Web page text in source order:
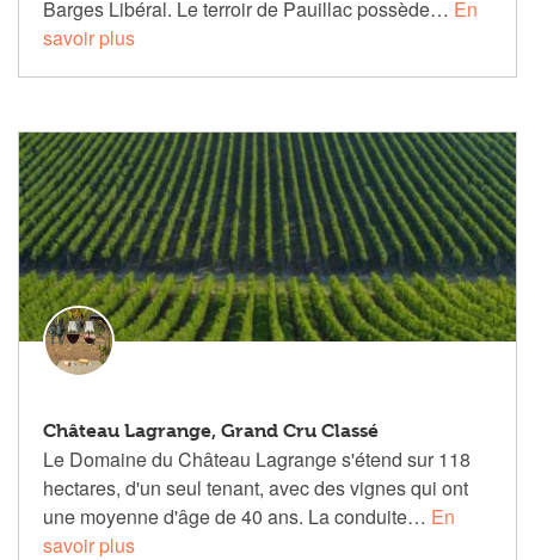
Barges Libéral. Le terroir de Pauillac possède… En
savoir plus
Château Lagrange, Grand Cru Classé
Le Domaine du Château Lagrange s'étend sur 118
hectares, d'un seul tenant, avec des vignes qui ont
une moyenne d'âge de 40 ans. La conduite… En
savoir plus